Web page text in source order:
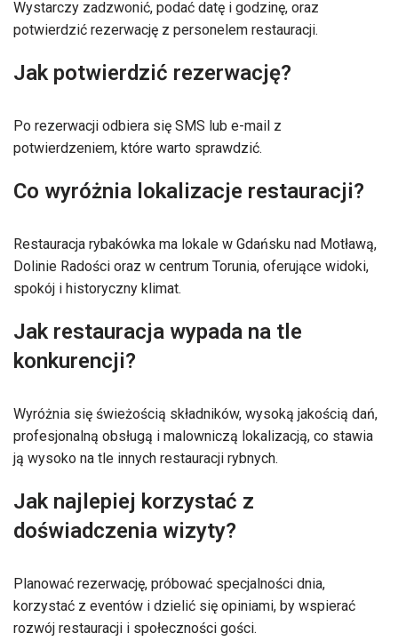
Wystarczy zadzwonić, podać datę i godzinę, oraz
potwierdzić rezerwację z personelem restauracji.
Jak potwierdzić rezerwację?
Po rezerwacji odbiera się SMS lub e-mail z
potwierdzeniem, które warto sprawdzić.
Co wyróżnia lokalizacje restauracji?
Restauracja rybakówka ma lokale w Gdańsku nad Motławą,
Dolinie Radości oraz w centrum Torunia, oferujące widoki,
spokój i historyczny klimat.
Jak restauracja wypada na tle
konkurencji?
Wyróżnia się świeżością składników, wysoką jakością dań,
profesjonalną obsługą i malowniczą lokalizacją, co stawia
ją wysoko na tle innych restauracji rybnych.
Jak najlepiej korzystać z
doświadczenia wizyty?
Planować rezerwację, próbować specjalności dnia,
korzystać z eventów i dzielić się opiniami, by wspierać
rozwój restauracji i społeczności gości.